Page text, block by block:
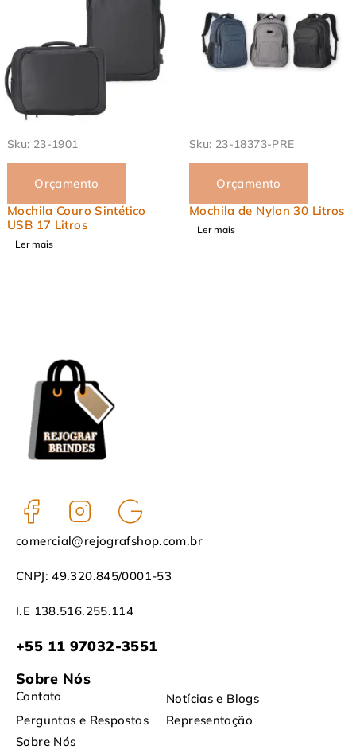
Sintético
23-18373-PRE
Orçamento
Mochila de Nylon 30 Litros
comercial@rejografshop.com.br
CNPJ: 49.320.845/0001-53
I.E 138.516.255.114
+55 11 97032-3551
Sobre Nós
Contato
Notícias e Blogs
Perguntas e Respostas
Representação
Sobre Nós